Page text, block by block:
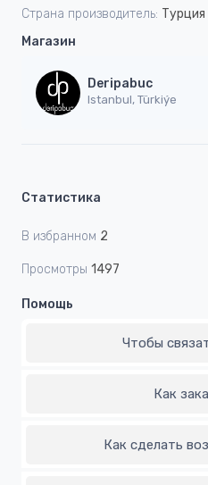
Страна производитель: Турция
Магазин
Deripabuc
Istanbul, Türkiýe
Статистика
В избранном 2
Просмотры 1497
Помощь
Чтобы
Как
Как сделать